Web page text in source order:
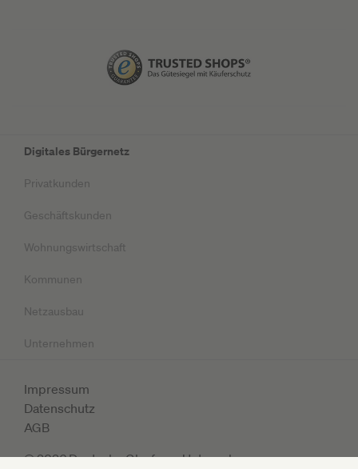
Digitales Bürgernetz
Privatkunden
Geschäftskunden
Wohnungswirtschaft
Kommunen
Netzausbau
Unternehmen
Impressum
Datenschutz
AGB
© 2026 Deutsche Glasfaser Unternehmensgruppe